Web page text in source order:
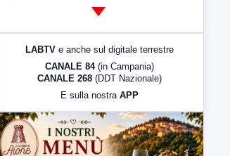
LabNews (Diretta)
23:00 LabNews (replica)
LABTV e anche sul digitale terrestre
CANALE 84 (in Campania)
CANALE 268 (DDT Nazionale)
E sulla nostra APP